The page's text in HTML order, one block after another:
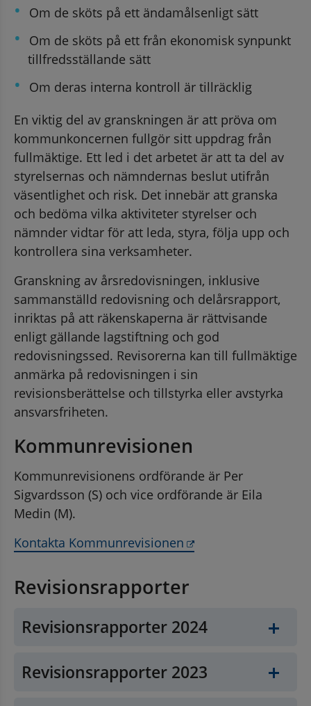
Om de sköts på ett ändamålsenligt sätt
Om de sköts på ett från ekonomisk synpunkt
tillfredsställande sätt
Om deras interna kontroll är tillräcklig
En viktig del av granskningen är att pröva om
kommunkoncernen fullgör sitt uppdrag från
fullmäktige. Ett led i det arbetet är att ta del av
styrelsernas och nämndernas beslut utifrån
väsentlighet och risk. Det innebär att granska
och bedöma vilka aktiviteter styrelser och
nämnder vidtar för att leda, styra, följa upp och
kontrollera sina verksamheter.
Granskning av årsredovisningen, inklusive
sammanställd redovisning och delårsrapport,
inriktas på att räkenskaperna är rättvisande
enligt gällande lagstiftning och god
redovisningssed. Revisorerna kan till fullmäktige
anmärka på redovisningen i sin
revisionsberättelse och tillstyrka eller avstyrka
ansvarsfriheten.
Kommunrevisionen
Kommunrevisionens ordförande är Per
Sigvardsson (S) och vice ordförande är Eila
Medin (M).
Kontakta Kommunrevisionen
Länk till annan
Revisionsrapporter
Revisionsrapporter 2024
Revisionsrapporter 2023